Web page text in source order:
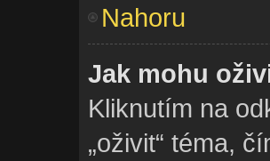
Nahoru
Jak mohu
Kliknutím na
„oživit“ téma,